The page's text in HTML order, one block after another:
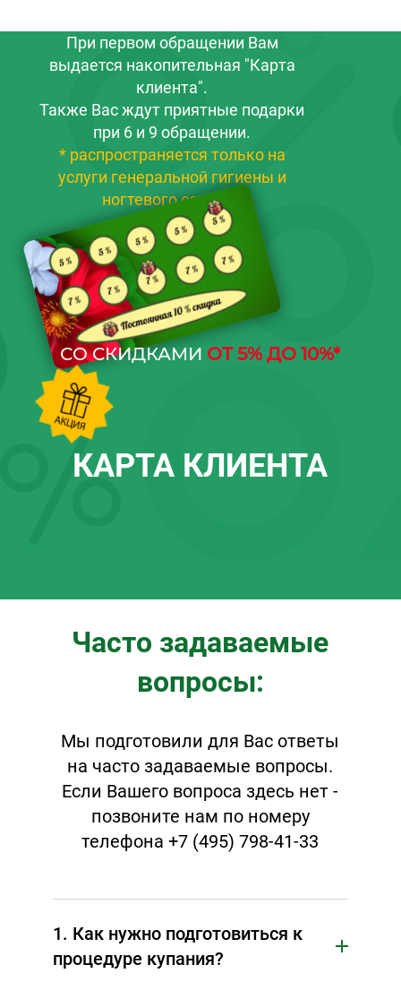
При первом обращении Вам
выдается накопительная "Карта
клиента".
Также Вас ждут приятные подарки
при 6 и 9 обращении.
* распространяется только на
услуги генеральной гигиены и
ногтевого сервиса
СО СКИДКАМИ ОТ 5% ДО 10%*
КАРТА КЛИЕНТА
Часто задаваемые
вопросы:
Мы подготовили для Вас ответы
на часто задаваемые вопросы.
Если Вашего вопроса здесь нет -
позвоните нам по номеру
телефона +7 (495) 798-41-33
1. Как нужно подготовиться к
процедуре купания?